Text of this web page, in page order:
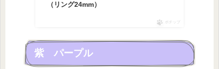
（リング24mm）
ポチップ
紫 パープル